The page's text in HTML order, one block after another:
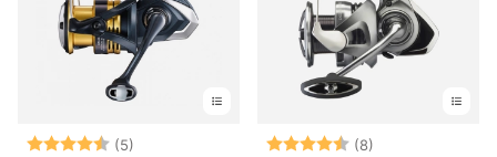
Vurdering: (5)
4.6 ud af 5 stjernerVurdering: (8)